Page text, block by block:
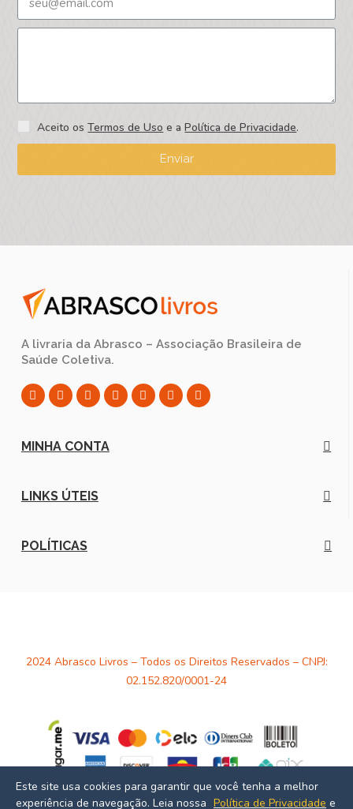
Aceito osTermos de Uso e aPolítica de Privacidade.
Enviar
A livraria da Abrasco – Associação Brasileira de
Saúde Coletiva.
MINHA CONTA
LINKS ÚTEIS
POLÍTICAS
2024 Abrasco Livros – Todos os Direitos Reservados – CNPJ:
02.152.820/0001-24
Este site usa cookies para garantir que você tenha a melhor
experiência de navegação. Leia nossa Política de Privacidade e